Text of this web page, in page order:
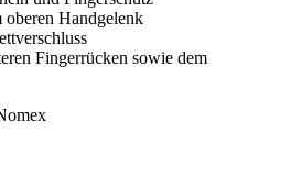
oberen Handgelenk
Fingerrücken sowie dem